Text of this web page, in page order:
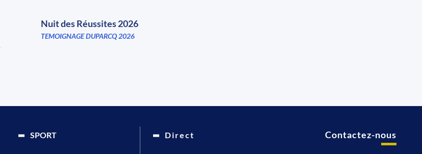
Nuit des Réussites 2026
TEMOIGNAGE DUPARCQ 2026
SPORT Direct Contactez-nous